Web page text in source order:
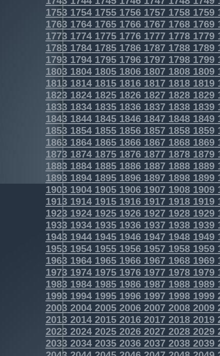
1753175417551756175717581759
1763176417651766176717681769
1773177417751776177717781779
1783178417851786178717881789
1793179417951796179717981799
1803180418051806180718081809
1813181418151816181718181819
1823182418251826182718281829
1833183418351836183718381839
1843184418451846184718481849
1853185418551856185718581859
1863186418651866186718681869
1873187418751876187718781879
1883188418851886188718881889
1893189418951896189718981899
1903190419051906190719081909
1913191419151916191719181919
1923192419251926192719281929
1933193419351936193719381939
1943194419451946194719481949
1953195419551956195719581959
1963196419651966196719681969
1973197419751976197719781979
1983198419851986198719881989
1993199419951996199719981999
2003200420052006200720082009
2013201420152016201720182019
2023202420252026202720282029
2033203420352036203720382039